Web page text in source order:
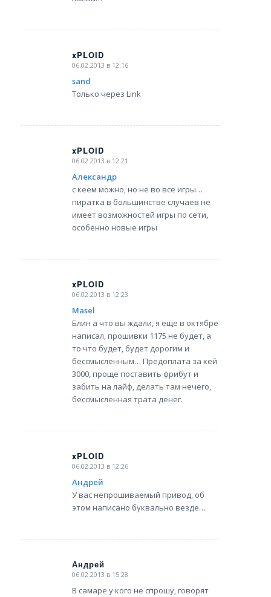
xPLOID
says:
06.02.2013 в 12:16
sand
Только через Link
xPLOID
says:
06.02.2013 в 12:21
Александр
с кеем можно, но не во все игры…
пиратка в большинстве случаев не
имеет возможностей игры по сети,
особенно новые игры
xPLOID
says:
06.02.2013 в 12:23
Masel
Блин а что вы ждали, я еще в октябре
написал, прошивки 1175 не будет, а
то что будет, будет дорогим и
бессмысленным… Предоплата за кей
3000, проще поставить фрибут и
забить на лайф, делать там нечего,
бессмысленная трата денег.
xPLOID
says:
06.02.2013 в 12:26
Андрей
У вас непрошиваемый привод, об
этом написано буквально везде…
Андрей
says:
06.02.2013 в 15:28
В самаре у кого не спрошу, говорят